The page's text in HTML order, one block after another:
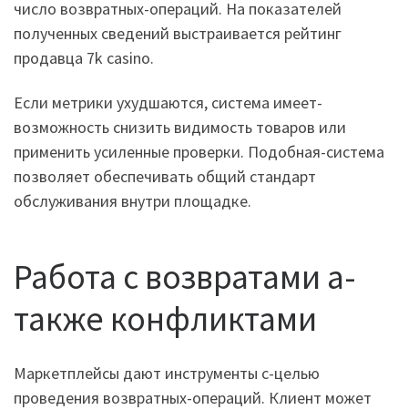
число возвратных-операций. На показателей
полученных сведений выстраивается рейтинг
продавца 7k casino.
Если метрики ухудшаются, система имеет-
возможность снизить видимость товаров или
применить усиленные проверки. Подобная-система
позволяет обеспечивать общий стандарт
обслуживания внутри площадке.
Работа с возвратами а-
также конфликтами
Маркетплейсы дают инструменты с-целью
проведения возвратных-операций. Клиент может